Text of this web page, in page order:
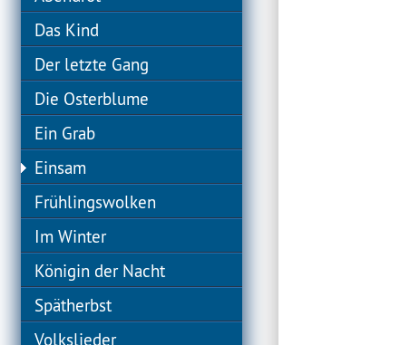
Das Kind
Der letzte Gang
Die Osterblume
Ein Grab
Einsam
Frühlingswolken
Im Winter
Königin der Nacht
Spätherbst
Volkslieder